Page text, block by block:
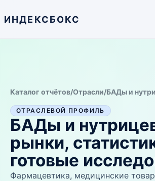
ИНДЕКСБОКС
Каталог отчётов/Отрасли/БАДы и
ОТРАСЛЕВОЙ ПРОФИЛЬ
БАДы и
рынки,
готовые
Фармацевтика, медицинские